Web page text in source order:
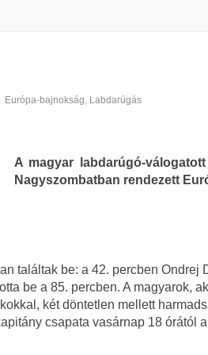
Európa-bajnokság, Labdarúgás
A magyar labdarúgó-
Nagyszombatban rendezett
találtak be: a 42. percben Ondrej
be a 85. percben. A magyarok,
két döntetlen mellett
csapata vasárnap 18 órától